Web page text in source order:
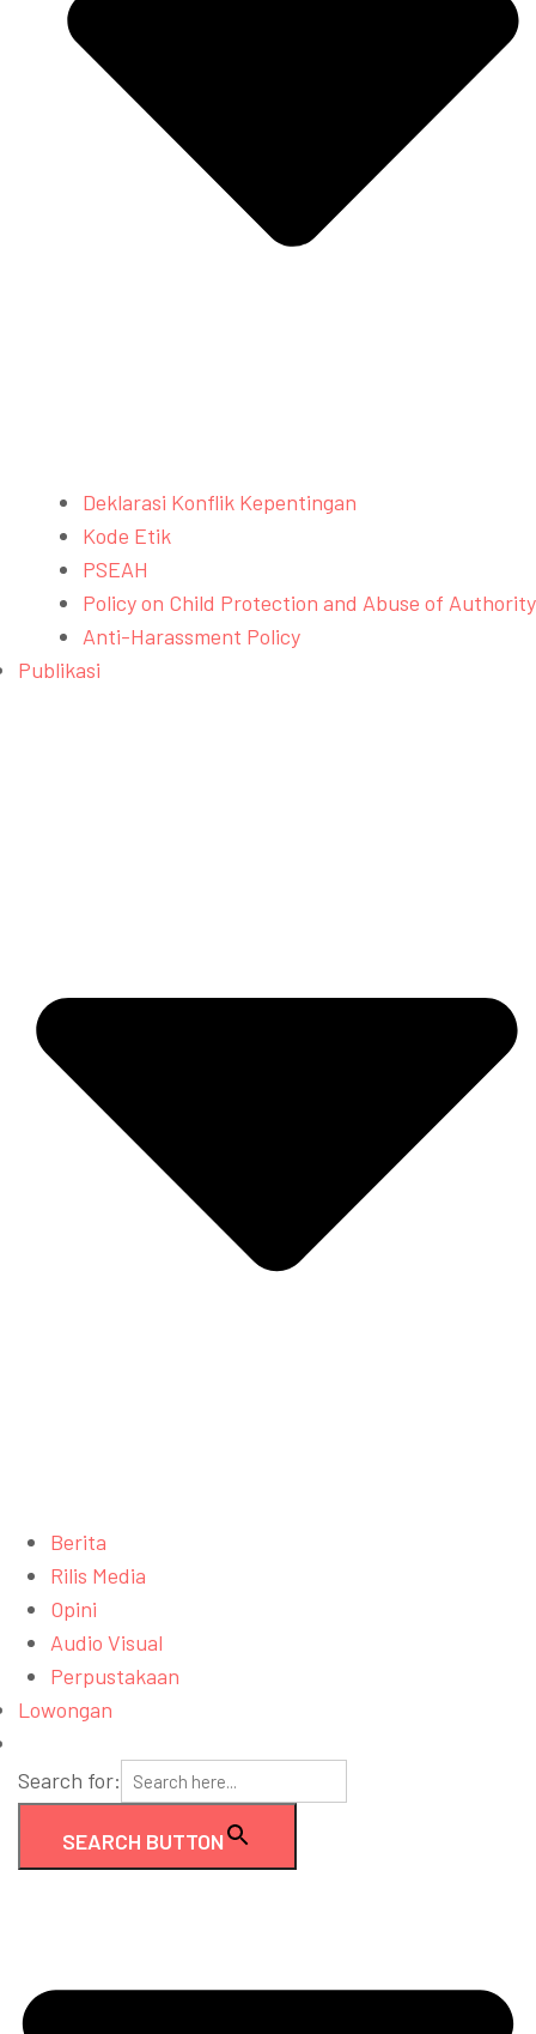
Deklarasi Konflik Kepentingan
Kode Etik
PSEAH
Policy on Child Protection and Abuse of Authority
Anti-Harassment Policy
Publikasi
Berita
Rilis Media
Opini
Audio Visual
Perpustakaan
Lowongan
Search for:
SEARCH BUTTON